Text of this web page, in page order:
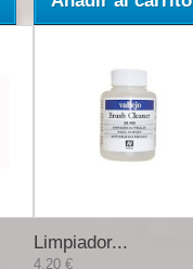
Limpiador...
4,20 €